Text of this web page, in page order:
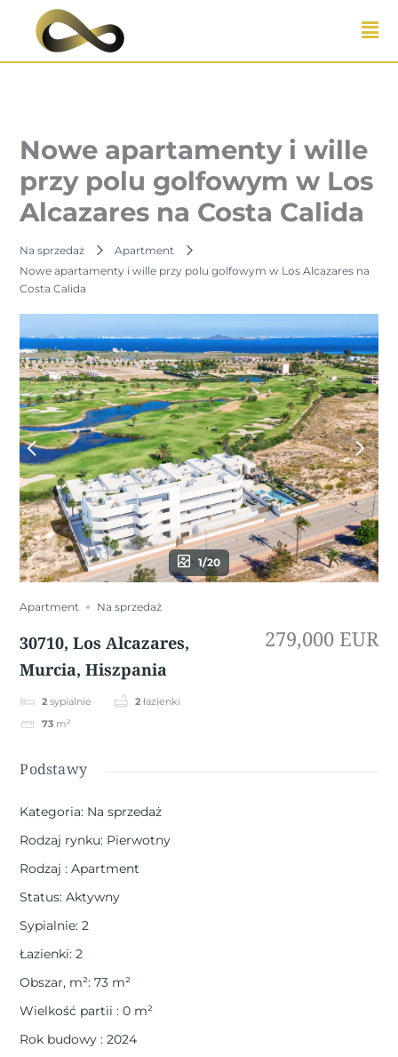
Przejdź
Nowe apartamenty i wille
przy polu golfowym w Los
Alcazares na Costa Calida
Na sprzedaż
Apartment
Nowe apartamenty i wille przy polu golfowym w Los Alcazares na
Costa Calida
1/20
Apartment Na sprzedaż
30710, Los Alcazares,
Murcia, Hiszpania
2 sypialnie 2 łazienki
73 m²
279,000 EUR
Podstawy
Kategoria: Na sprzedaż
Rodzaj rynku: Pierwotny
Rodzaj: Apartment
Status: Aktywny
Sypialnie: 2
Łazienki: 2
Obszar, m²: 73 m²
Wielkość partii: 0 m²
Rok budowy: 2024